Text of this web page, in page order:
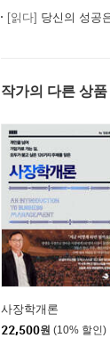
[읽다] 당신의 성공
작가의 다른 상품
사장학개론
22,500원 (10% 할인)